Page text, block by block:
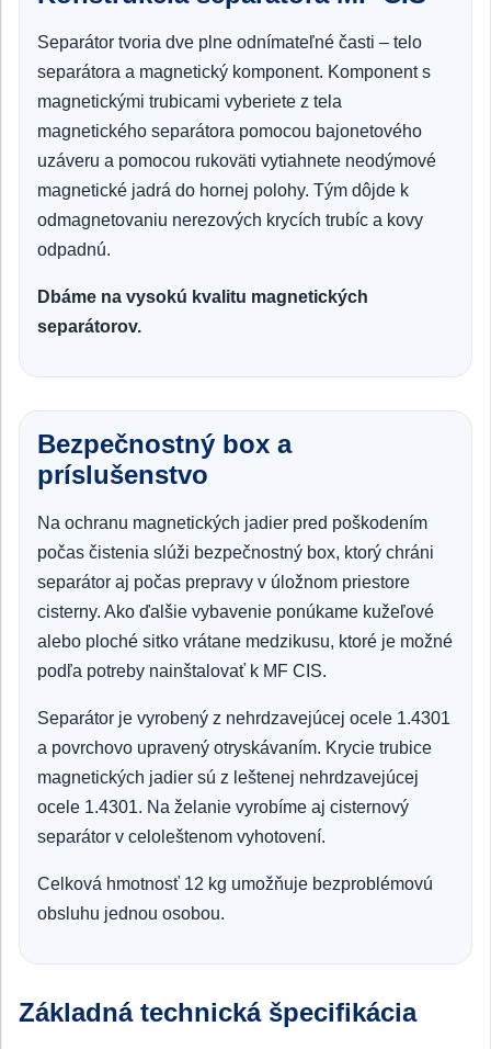
Separátor tvoria dve plne odnímateľné časti – telo
separátora a magnetický komponent. Komponent s
magnetickými trubicami vyberiete z tela
magnetického separátora pomocou bajonetového
uzáveru a pomocou rukoväti vytiahnete neodýmové
magnetické jadrá do hornej polohy. Tým dôjde k
odmagnetovaniu nerezových krycích trubíc a kovy
odpadnú.
Dbáme na vysokú kvalitu magnetických
separátorov.
Bezpečnostný box a
príslušenstvo
Na ochranu magnetických jadier pred poškodením
počas čistenia slúži bezpečnostný box, ktorý chráni
separátor aj počas prepravy v úložnom priestore
cisterny. Ako ďalšie vybavenie ponúkame kužeľové
alebo ploché sitko vrátane medzikusu, ktoré je možné
podľa potreby nainštalovať k MF CIS.
Separátor je vyrobený z nehrdzavejúcej ocele 1.4301
a povrchovo upravený otryskávaním. Krycie trubice
magnetických jadier sú z leštenej nehrdzavejúcej
ocele 1.4301. Na želanie vyrobíme aj cisternový
separátor v celoleštenom vyhotovení.
Celková hmotnosť 12 kg umožňuje bezproblémovú
obsluhu jednou osobou.
Základná technická špecifikácia